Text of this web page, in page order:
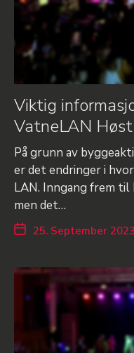
Viktig
VatneLAN
På grunn av
er det endringer i
LAN. Inngang frem til
men det…
25. September 2023